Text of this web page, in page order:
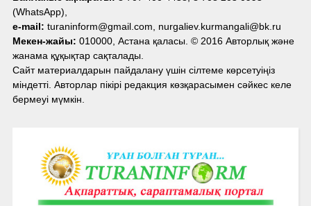
(WhatsApp),
e-mail: turaninform@gmail.com, nurgaliev.kurmangali@bk.ru
Мекен-жайы: 010000, Астана қаласы. © 2016 Авторлық және
жанама құқықтар сақталады.
Сайт материалдарын пайдалану үшін сілтеме көрсетуіңіз
міндетті. Авторлар пікірі редакция көзқарасымен сәйкес келе
бермеуі мүмкін.